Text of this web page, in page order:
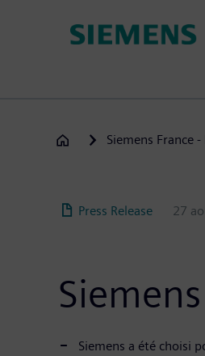
Siemens France -
Press Release 27
Siemens a été choisi